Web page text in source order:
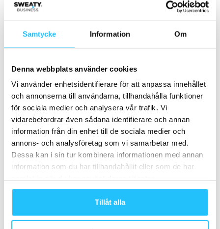
Samtycke Information Om
Denna webbplats använder cookies
Vi använder enhetsidentifierare för att anpassa innehållet
och annonserna till användarna, tillhandahålla funktioner
för sociala medier och analysera vår trafik. Vi
vidarebefordrar även sådana identifierare och annan
information från din enhet till de sociala medier och
annons- och analysföretag som vi samarbetar med.
Dessa kan i sin tur kombinera informationen med annan
information som du har tillhandahållit eller som de har
Tillåt alla
verksamheten” – Gymlecos vd
Monica Sotkasiira om
företagets resa och
grundvärderingar
nationellt träningscenter för
tyngdlyftning
Mer av samma författare